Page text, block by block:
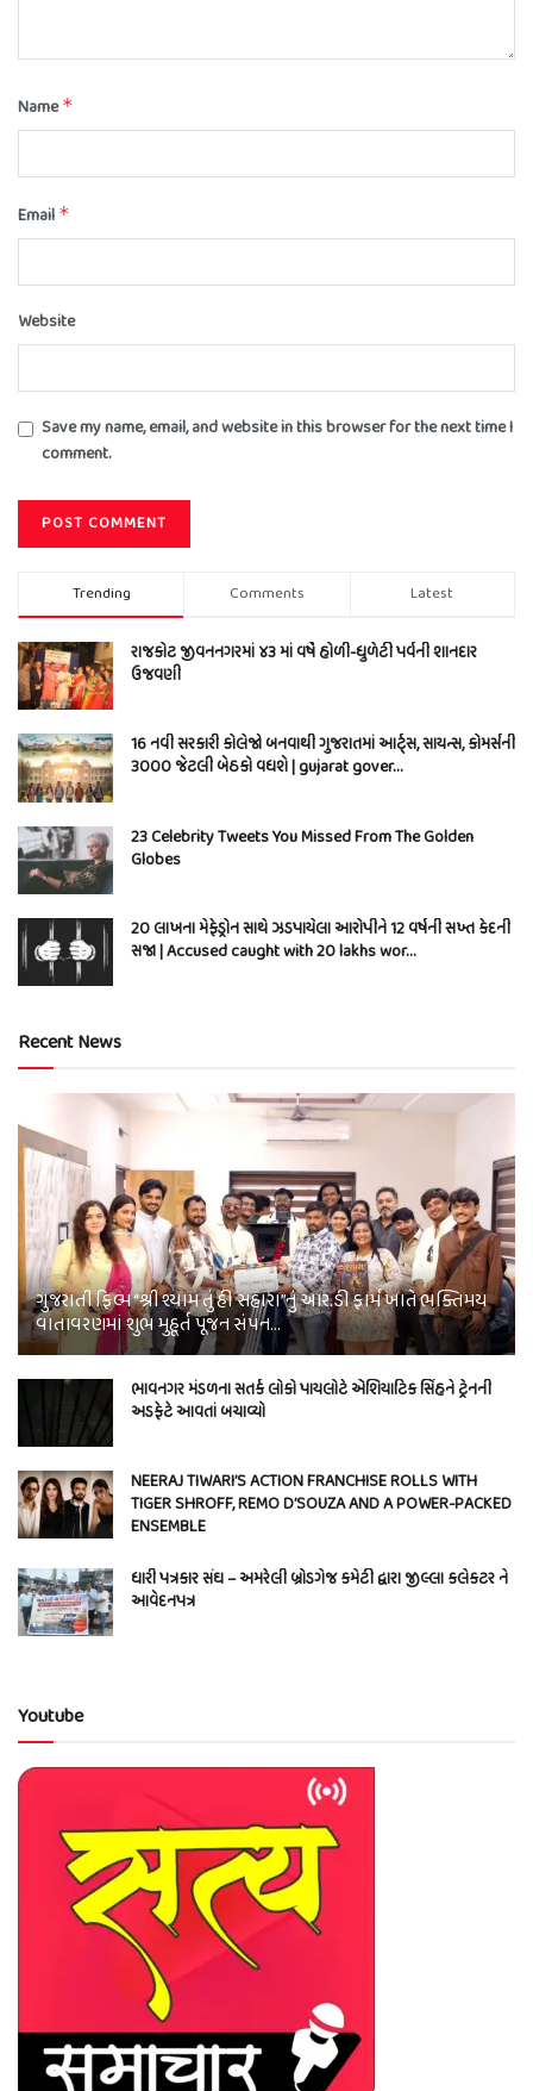
Name*
Email *
Website
Save my name, email, and website in this browser for the next time I
comment.
Trending Comments Latest
રાજકોટ જીવનનગરમાં ૪૩ માં વર્ષે હોળી-ધુળેટી પર્વની શાનદાર
ઉજવણી
16 નવી સરકારી કોલેજો બનવાથી ગુજરાતમાં આર્ટ્સ, સાયન્સ, કોમર્સની
3000 જેટલી બેઠકો વધશે | gujarat gover…
23 Celebrity Tweets You Missed From The Golden
Globes
20 લાખના મેફેડ્રોન સાથે ઝડપાયેલા આરોપીને 12 વર્ષની સખ્ત કેદની
સજા | Accused caught with 20 lakhs wor…
Recent News
ગુજરાતી ફિલ્મ “શ્રી શ્યામ તું હી સહારા”નું આર.ડી ફાર્મ ખાતે ભક્તિમય
વાતાવરણમાં શુભ મુહૂર્ત પૂજન સંપન…
ભાવનગર મંડળના સતર્ક લોકો પાયલોટે એશિયાટિક સિંહને ટ્રેનની
અડફેટે આવતાં બચાવ્યો
NEERAJ TIWARI’S ACTION FRANCHISE ROLLS WITH
TIGER SHROFF, REMO D’SOUZA AND A POWER-PACKED
ENSEMBLE
ધારી પત્રકાર સંઘ – અમરેલી બ્રોડગેજ કમેટી દ્વારા જીલ્લા કલેકટર ને
આવેદનપત્ર
Youtube